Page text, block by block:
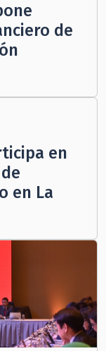
de
en
en La